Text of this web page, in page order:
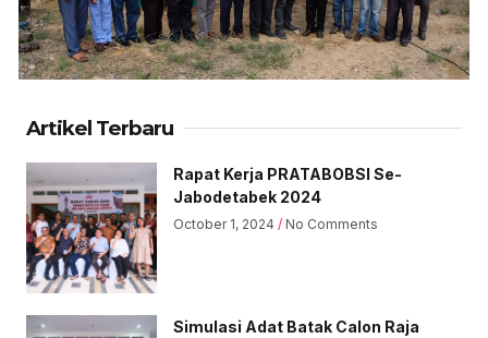
Artikel Terbaru
Rapat Kerja PRATABOBSI Se-
Jabodetabek 2024
October 1, 2024 No Comments
Simulasi Adat Batak Calon Raja